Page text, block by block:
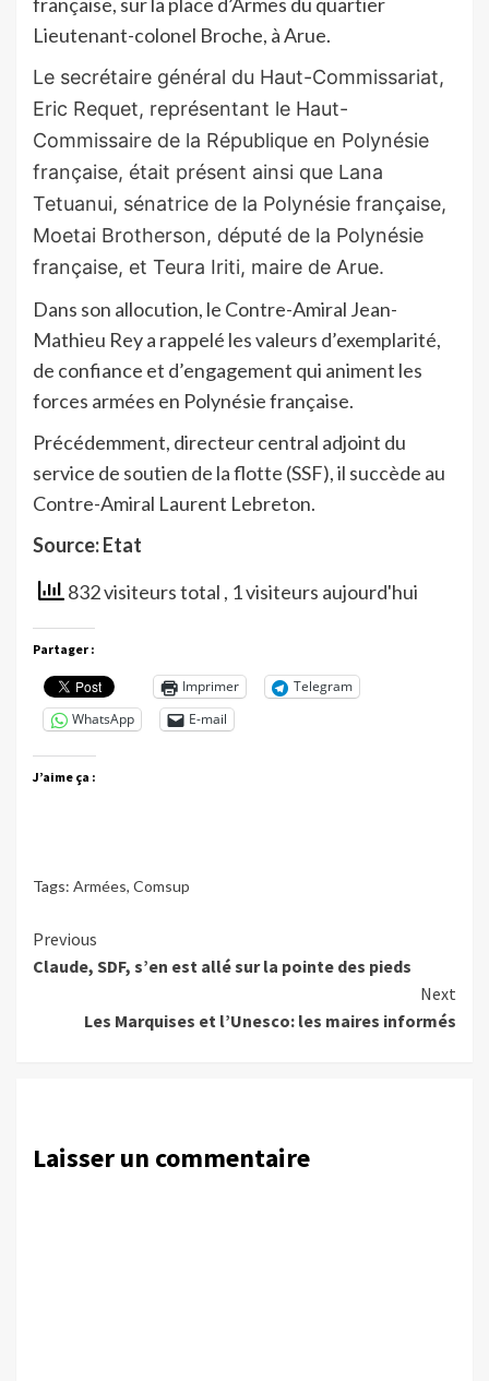
Lieutenant-colonel Broche, à Arue.
Le secrétaire général du Haut-Commissariat,
Eric Requet, représentant le Haut-
Commissaire de la République en Polynésie
française, était présent ainsi que Lana
Tetuanui, sénatrice de la Polynésie française,
Moetai Brotherson, député de la Polynésie
française, et Teura Iriti, maire de Arue.
Dans son allocution, le Contre-Amiral Jean-
Mathieu Rey a rappelé les valeurs d’exemplarité,
de confiance et d’engagement qui animent les
forces armées en Polynésie française.
Précédemment, directeur central adjoint du
service de soutien de la flotte (SSF), il succède au
Contre-Amiral Laurent Lebreton.
Source: Etat
832 visiteurs total , 1 visiteurs aujourd'hui
Partager :
Imprimer
Telegram
WhatsApp
E-mail
J’aime ça :
Tags: Armées, Comsup
Continue
Reading
Previous
Claude, SDF, s’en est allé sur la pointe des pieds
Next
Les Marquises et l’Unesco: les maires informés
Laisser un commentaire